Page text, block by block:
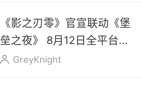
《影之刃零》官宣联动《堡
垒之夜》 8月12日全平台预
售 GreyKnight